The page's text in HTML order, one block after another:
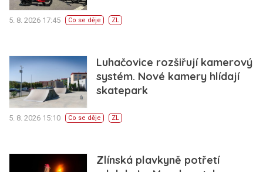
5. 8. 2026 17:45 Co se děje ZL
Luhačovice rozšiřují kamerový
systém. Nové kamery hlídají
skatepark
5. 8. 2026 15:10 Co se děje ZL
Zlínská plavkyně potřetí